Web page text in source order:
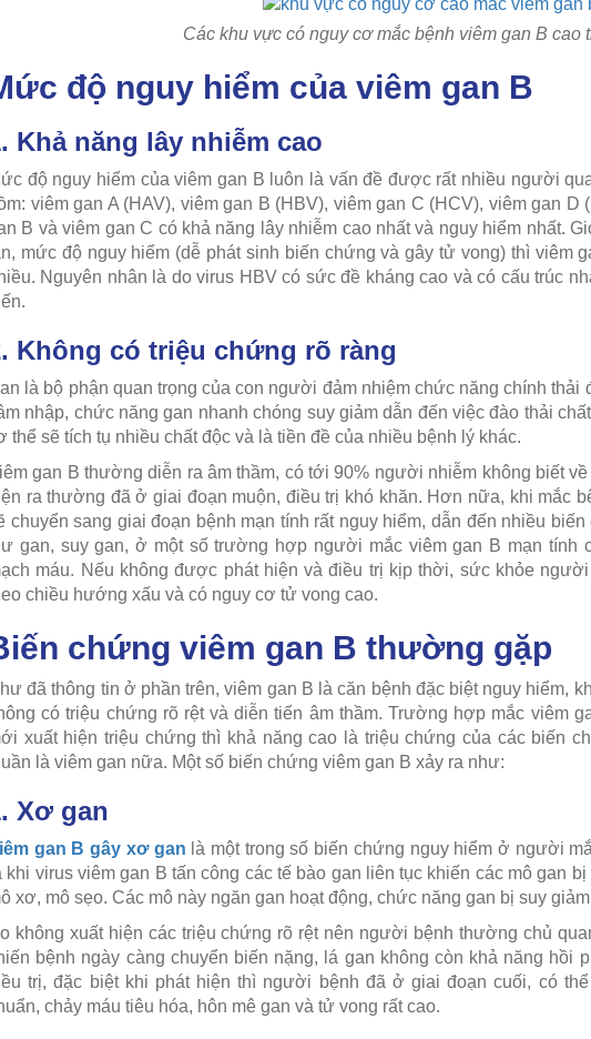
Các khu vực có nguy cơ mắc bệnh viêm gan B cao
độ nguy hiểm của viêm gan B
Khả năng lây nhiễm cao
độ nguy hiểm của viêm gan B luôn là vấn đề được rất nhiều người
viêm gan A (HAV), viêm gan B (HBV), viêm gan C (HCV), viêm gan
B và viêm gan C có khả năng lây nhiễm cao nhất và nguy hiểm nhất.
mức độ nguy hiểm (dễ phát sinh biến chứng và gây tử vong) thì viêm
Nguyên nhân là do virus HBV có sức đề kháng cao và có cấu trúc
Không có triệu chứng rõ ràng
là bộ phận quan trọng của con người đảm nhiệm chức năng chính thải
nhập, chức năng gan nhanh chóng suy giảm dẫn đến việc đào thải
thể sẽ tích tụ nhiều chất độc và là tiền đề của nhiều bệnh lý khác.
gan B thường diễn ra âm thầm, có tới 90% người nhiễm không biết
ra thường đã ở giai đoạn muộn, điều trị khó khăn. Hơn nữa, khi mắc
chuyển sang giai đoạn bệnh mạn tính rất nguy hiểm, dẫn đến nhiều
gan, suy gan, ở một số trường hợp người mắc viêm gan B mạn tính
máu. Nếu không được phát hiện và điều trị kịp thời, sức khỏe
chiều hướng xấu và có nguy cơ tử vong cao.
chứng viêm gan B thường gặp
đã thông tin ở phần trên, viêm gan B là căn bệnh đặc biệt nguy hiểm,
có triệu chứng rõ rệt và diễn tiến âm thầm. Trường hợp mắc viêm
xuất hiện triệu chứng thì khả năng cao là triệu chứng của các biến
là viêm gan nữa. Một số biến chứng viêm gan B xảy ra như:
Xơ gan
gan B gây xơ gan là một trong số biến chứng nguy hiểm ở người
khi virus viêm gan B tấn công các tế bào gan liên tục khiến các mô gan
xơ, mô sẹo. Các mô này ngăn gan hoạt động, chức năng gan bị suy
không xuất hiện các triệu chứng rõ rệt nên người bệnh thường chủ
bệnh ngày càng chuyển biến nặng, lá gan không còn khả năng hồi
trị, đặc biệt khi phát hiện thì người bệnh đã ở giai đoạn cuối, có
chảy máu tiêu hóa, hôn mê gan và tử vong rất cao.